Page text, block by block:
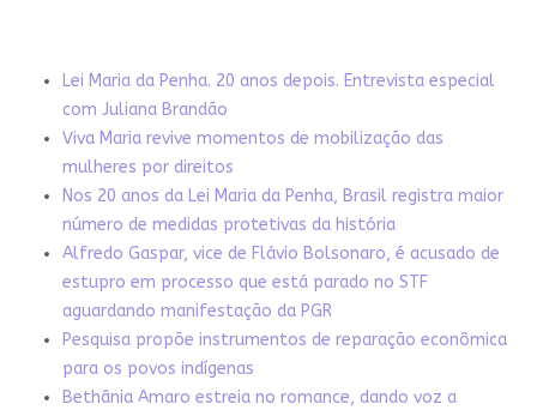
Lei Maria da Penha. 20 anos depois. Entrevista especial
com Juliana Brandão
Viva Maria revive momentos de mobilização das
mulheres por direitos
Nos 20 anos da Lei Maria da Penha, Brasil registra maior
número de medidas protetivas da história
Alfredo Gaspar, vice de Flávio Bolsonaro, é acusado de
estupro em processo que está parado no STF
aguardando manifestação da PGR
Pesquisa propõe instrumentos de reparação econômica
para os povos indígenas
Bethânia Amaro estreia no romance, dando voz a